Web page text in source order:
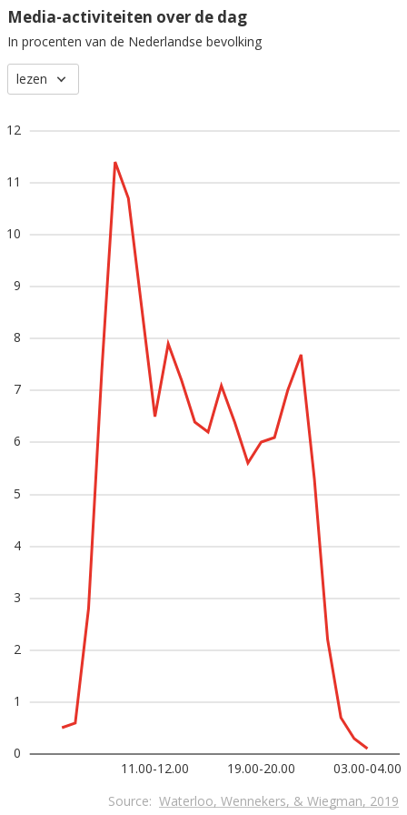
lezen
Media-activiteiten over de dag
In procenten van de Nederlandse bevolking
03.00-04.00
19.00-20.00
11.00-12.00
0
1
2
3
4
5
6
7
8
9
10
11
12
Source: Waterloo, Wennekers, & Wiegman, 2019